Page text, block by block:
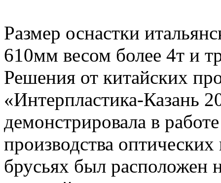
Размер оснастки
610мм весом более 4т и
Решения от китайских
«Интерпластика-Казань
демонстрировала в
производства
брусьях был